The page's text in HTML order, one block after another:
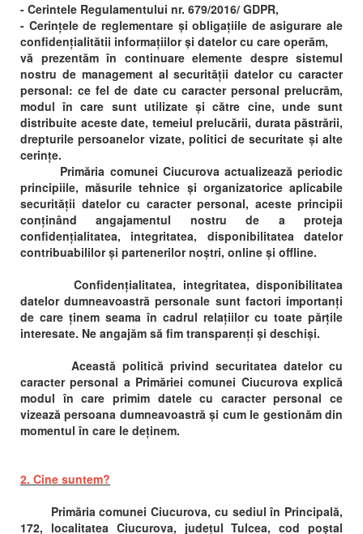
- Cerintele Regulamentului nr. 679/2016/ GDPR,
- Cerințele de reglementare și obligațiile de asigurare ale
confidențialitătii informațiilor și datelor cu care operăm,
vă prezentăm în continuare elemente despre sistemul
nostru de management al securității datelor cu caracter
personal: ce fel de date cu caracter personal prelucrăm,
modul în care sunt utilizate și către cine, unde sunt
distribuite aceste date, temeiul prelucării, durata păstrării,
drepturile persoanelor vizate, politici de securitate și alte
cerințe.
Primăria comunei Ciucurova actualizează periodic
principiile, măsurile tehnice și organizatorice aplicabile
securității datelor cu caracter personal, aceste principii
conținând angajamentul nostru de a proteja
confidențialitatea, integritatea, disponibilitatea datelor
contribuabililor și partenerilor noștri, online și offline.
Confidențialitatea, integritatea, disponibilitatea
datelor dumneavoastră personale sunt factori importanți
de care ținem seama în cadrul relațiilor cu toate părțile
interesate. Ne angajăm să fim transparenți și deschiși.
Această politică privind securitatea datelor cu
caracter personal a Primăriei comunei Ciucurova explică
modul în care primim datele cu caracter personal ce
vizează persoana dumneavoastră și cum le gestionăm din
momentul în care le deținem.
2. Cine suntem?
Primăria comunei Ciucurova, cu sediul în Principală,
172, localitatea Ciucurova, județul Tulcea, cod poștal